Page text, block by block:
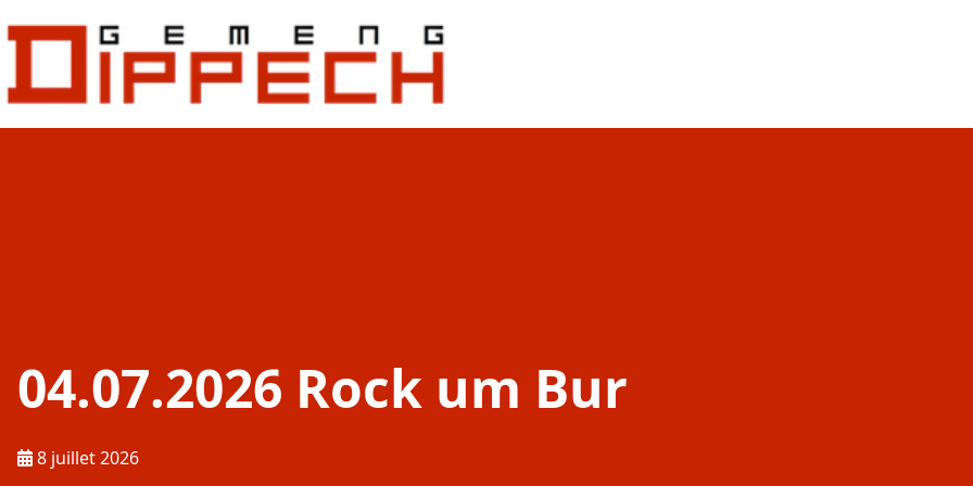
04.07.2026 Rock um Bur
Publié le :
8 juillet 2026